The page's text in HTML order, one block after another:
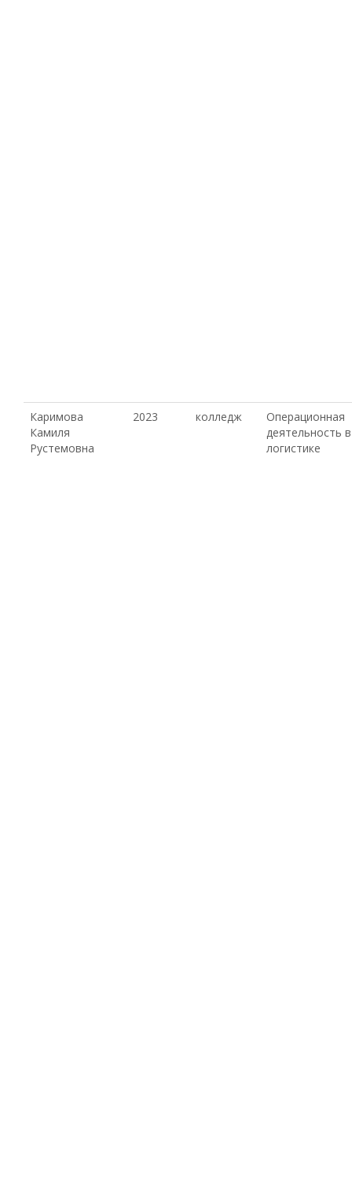
Каримова
Камиля
Рустемовна
2023 колледж
Операционная
деятельность в
логистике